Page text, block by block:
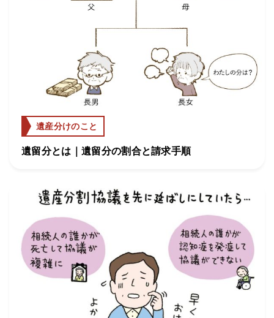
遺産分けのこと
遺留分とは｜遺留分の割合と請求手順